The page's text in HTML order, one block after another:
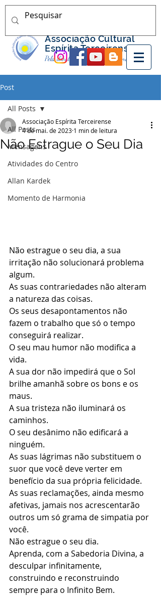
Associação Cultural
Espírita Terceirense
Pela divulgação do Espiritismo nos Açores
Post
All Posts
Mensagens
Atividades do Centro
Allan Kardek
Momento de Harmonia
All Posts
Não Estrague o Seu Dia
Associação Espírita Terceirense
4 de mai. de 2023 1 min de leitura
Não estrague o seu dia, a sua
irritação não solucionará problema
algum.
As suas contrariedades não alteram
a natureza das coisas.
Os seus desapontamentos não
fazem o trabalho que só o tempo
conseguirá realizar.
O seu mau humor não modifica a
vida.
A sua dor não impedirá que o Sol
brilhe amanhã sobre os bons e os
maus.
A sua tristeza não iluminará os
caminhos.
O seu desânimo não edificará a
ninguém.
As suas lágrimas não substituem o
suor que você deve verter em
benefício da sua própria felicidade.
As suas reclamações, ainda mesmo
afetivas, jamais nos acrescentarão
outros um só grama de simpatia por
você.
Não estrague o seu dia.
Aprenda, com a Sabedoria Divina, a
desculpar infinitamente,
construindo e reconstruindo
sempre para o Infinito Bem.